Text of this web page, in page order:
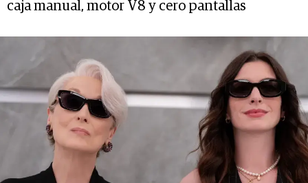
caja manual, motor V8 y cero pantallas